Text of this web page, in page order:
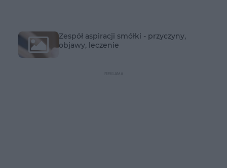
Zespół aspiracji smółki - przyczyny,
objawy, leczenie